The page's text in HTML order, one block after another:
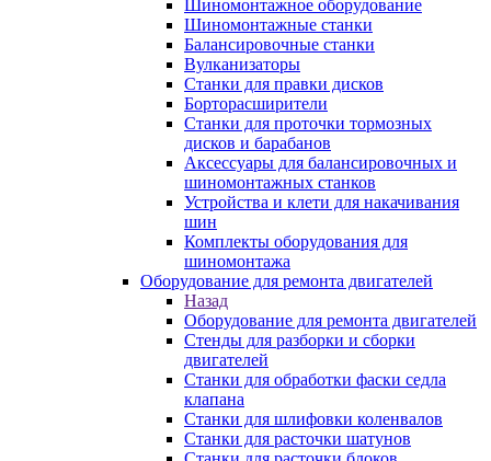
Шиномонтажное оборудование
Шиномонтажные станки
Балансировочные станки
Вулканизаторы
Станки для правки дисков
Борторасширители
Станки для проточки тормозных
дисков и барабанов
Аксессуары для балансировочных и
шиномонтажных станков
Устройства и клети для накачивания
шин
Комплекты оборудования для
шиномонтажа
Оборудование для ремонта двигателей
Назад
Оборудование для ремонта двигателей
Стенды для разборки и сборки
двигателей
Станки для обработки фаски седла
клапана
Станки для шлифовки коленвалов
Станки для расточки шатунов